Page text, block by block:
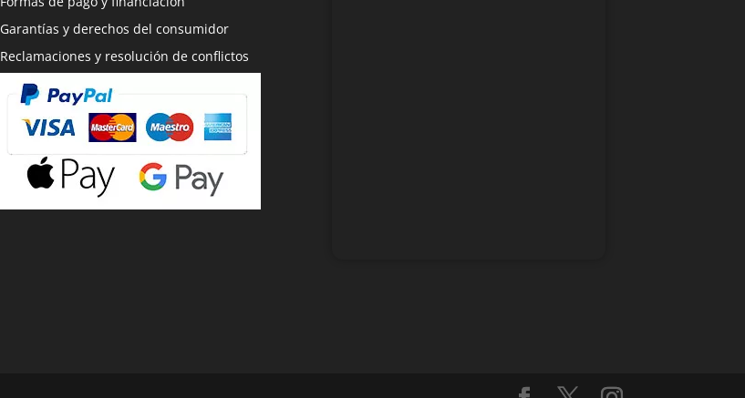
Garantías y derechos del consumidor
Reclamaciones y resolución de conflictos